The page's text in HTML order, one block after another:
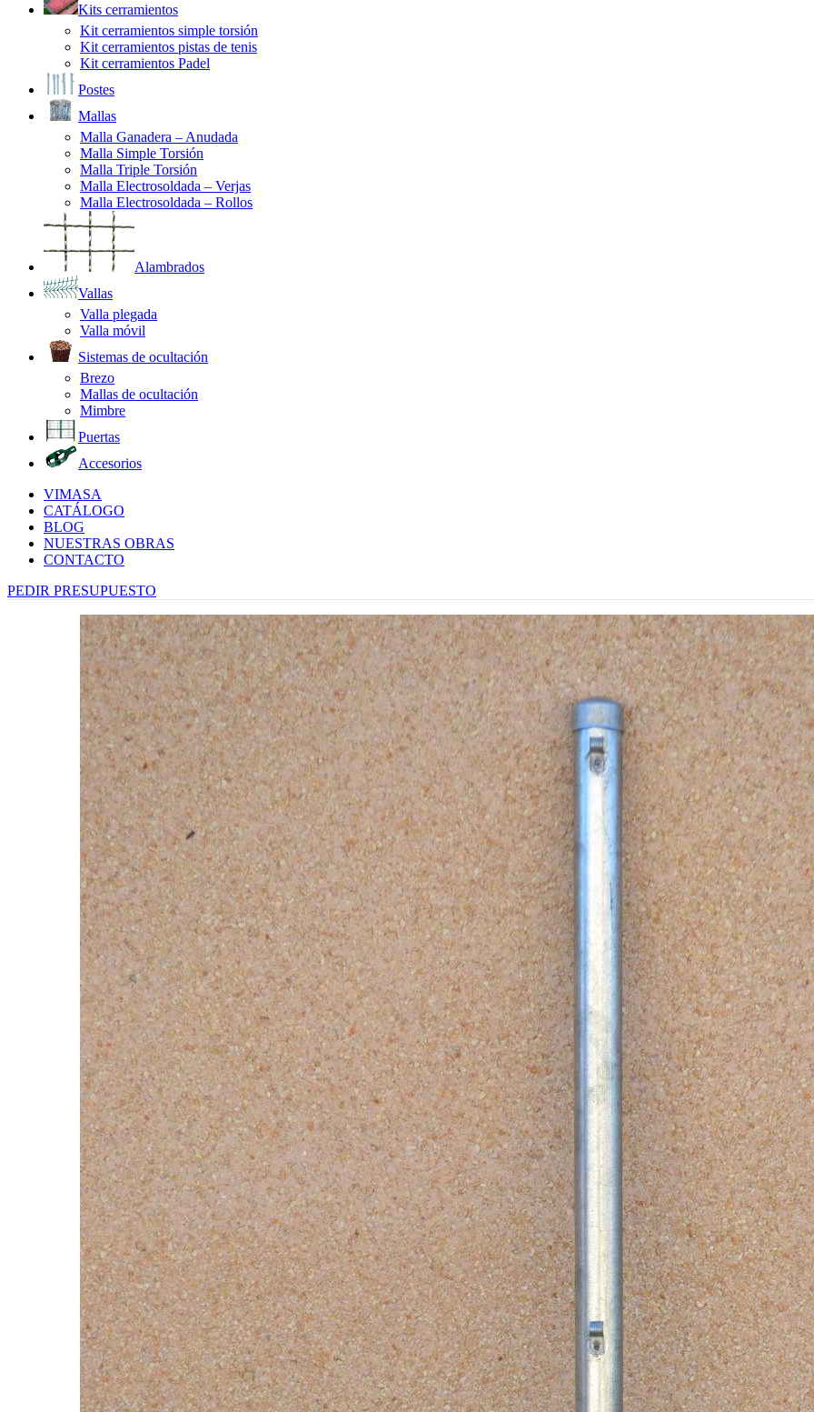
Kits cerramientos
Kit cerramientos simple torsión
Kit cerramientos pistas de tenis
Kit cerramientos Padel
Postes
Mallas
Malla Ganadera – Anudada
Malla Simple Torsión
Malla Triple Torsión
Malla Electrosoldada – Verjas
Malla Electrosoldada – Rollos
Alambrados
Vallas
Valla plegada
Valla móvil
Sistemas de ocultación
Brezo
Mallas de ocultación
Mimbre
Puertas
Accesorios
VIMASA
CATÁLOGO
BLOG
NUESTRAS OBRAS
CONTACTO
PEDIR PRESUPUESTO